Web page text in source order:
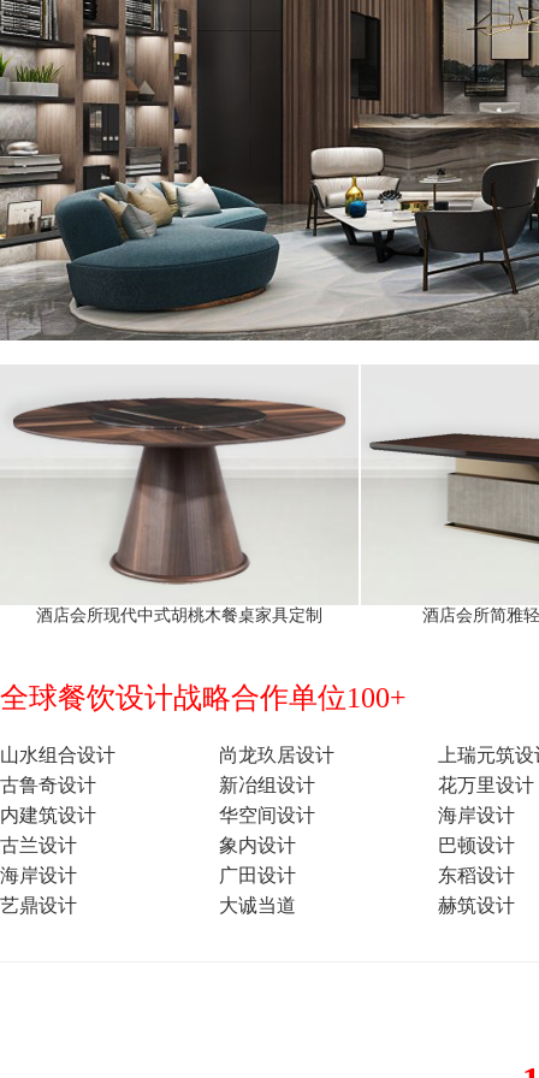
酒店会所现代中式胡桃木餐桌家具定制 酒店会所简雅
全球餐饮设计战略合作单位100+
山水组合设计 尚龙玖居设计
上瑞元筑
古鲁奇设计
新冶组设计
花万里设计
内建筑设计
华空间设计
海岸设计
古兰设计
象内设计
巴顿设计
海岸设计
广田设计
东稻设计
艺鼎设计
大诚当道 赫筑设计